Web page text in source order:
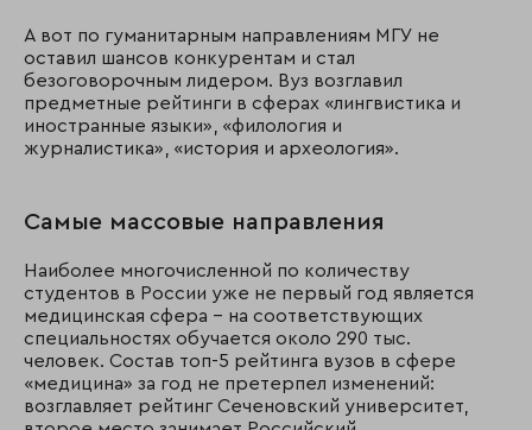
А вот по гуманитарным направлениям МГУ не
оставил шансов конкурентам и стал
безоговорочным лидером. Вуз возглавил
предметные рейтинги в сферах «лингвистика и
иностранные языки», «филология и
журналистика», «история и археология».
Самые массовые направления
Наиболее многочисленной по количеству
студентов в России уже не первый год является
медицинская сфера – на соответствующих
специальностях обучается около 290 тыс.
человек. Состав топ-5 рейтинга вузов в сфере
«медицина» за год не претерпел изменений:
возглавляет рейтинг Сеченовский университет,